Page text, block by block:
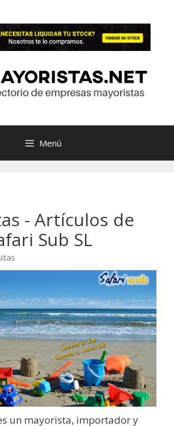
Menú
- Artículos de
Sub SL
un mayorista, importador y